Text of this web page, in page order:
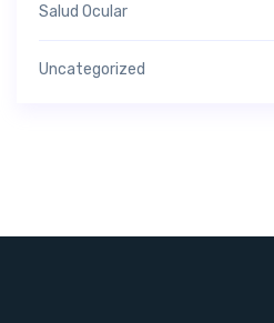
Salud Ocular
Uncategorized